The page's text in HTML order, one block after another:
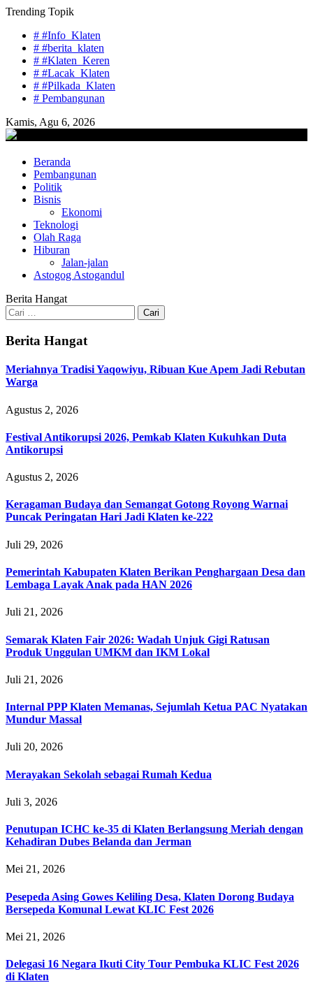
Skip
content
Trending Topik
# #Info_Klaten
# #berita_klaten
# #Klaten_Keren
# #Lacak_Klaten
# #Pilkada_Klaten
# Pembangunan
Kamis, Agu 6, 2026
lacaknews.com
Lacak Gaya Baru
Beranda
Pembangunan
Politik
Bisnis
Ekonomi
Teknologi
Olah Raga
Hiburan
Jalan-jalan
Astogog Astogandul
Berita Hangat
Cari
untuk:
Berita Hangat
Meriahnya Tradisi Yaqowiyu, Ribuan Kue Apem Jadi Rebutan
Warga
Agustus 2, 2026
Festival Antikorupsi 2026, Pemkab Klaten Kukuhkan Duta
Antikorupsi
Agustus 2, 2026
Keragaman Budaya dan Semangat Gotong Royong Warnai
Puncak Peringatan Hari Jadi Klaten ke-222
Juli 29, 2026
Pemerintah Kabupaten Klaten Berikan Penghargaan Desa dan
Lembaga Layak Anak pada HAN 2026
Juli 21, 2026
Semarak Klaten Fair 2026: Wadah Unjuk Gigi Ratusan
Produk Unggulan UMKM dan IKM Lokal
Juli 21, 2026
Internal PPP Klaten Memanas, Sejumlah Ketua PAC Nyatakan
Mundur Massal
Juli 20, 2026
Merayakan Sekolah sebagai Rumah Kedua
Juli 3, 2026
Penutupan ICHC ke-35 di Klaten Berlangsung Meriah dengan
Kehadiran Dubes Belanda dan Jerman
Mei 21, 2026
Pesepeda Asing Gowes Keliling Desa, Klaten Dorong Budaya
Bersepeda Komunal Lewat KLIC Fest 2026
Mei 21, 2026
Delegasi 16 Negara Ikuti City Tour Pembuka KLIC Fest 2026
di Klaten